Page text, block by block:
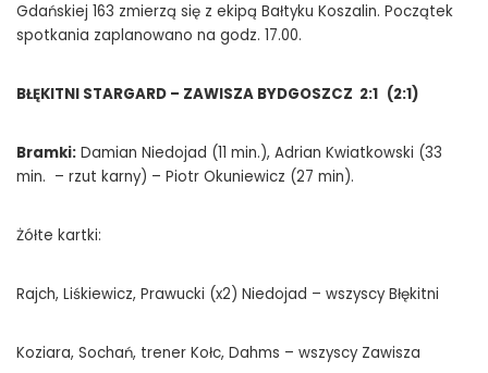
Gdańskiej 163 zmierzą się z ekipą Bałtyku Koszalin. Początek
spotkania zaplanowano na godz. 17.00.
BŁĘKITNI STARGARD – ZAWISZA BYDGOSZCZ 2:1 (2:1)
Bramki: Damian Niedojad (11 min.), Adrian Kwiatkowski (33
min. – rzut karny) – Piotr Okuniewicz (27 min).
Żółte kartki:
Rajch, Liśkiewicz, Prawucki (x2) Niedojad – wszyscy Błękitni
Koziara, Sochań, trener Kołc, Dahms – wszyscy Zawisza